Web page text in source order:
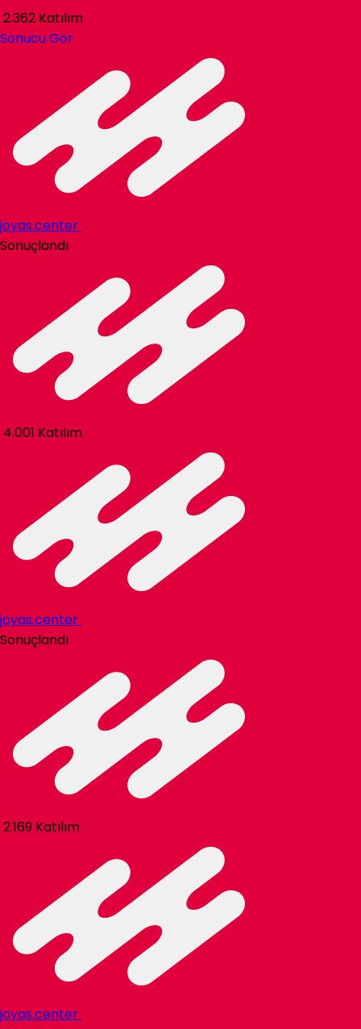
2.362 Katılım
Sonucu Gör
joyas.center
Sonuçlandı
4.001 Katılım
joyas.center
Sonuçlandı
2.169 Katılım
joyas.center